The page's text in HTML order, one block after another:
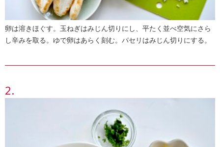
卵は溶きほぐす。玉ねぎはみじん切りにし、平たく並べ空気にさら
し辛みを取る。ゆで卵はあらく刻む。パセリはみじん切りにする。